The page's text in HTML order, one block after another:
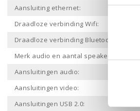
Aansluiting ethernet:
Draadloze verbinding Wifi:
Draadloze verbinding Bluetooth:
Merk audio en aantal speakers:
Aansluitingen audio:
Aansluitingen video:
Aansluitingen USB 2.0: